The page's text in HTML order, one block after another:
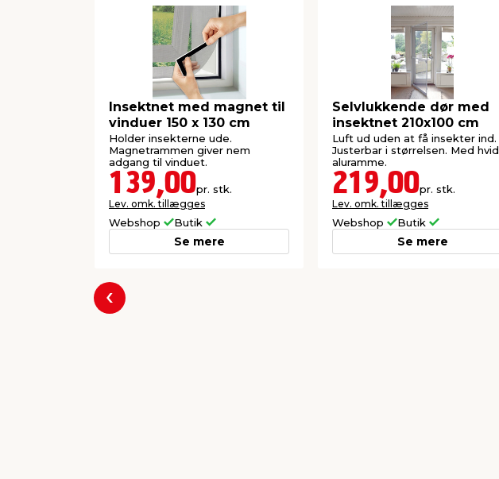
Insektnet med magnet til
vinduer 150 x 130 cm
Holder insekterne ude.
Magnetrammen giver nem
adgang til vinduet.
139,00pr. stk.
Lev. omk. tillægges
Webshop Butik
Se mere
Selvlukkende dør med
insektnet 210x100 cm
Luft ud uden at få insekter ind.
Justerbar i størrelsen. Med hvid
aluramme.
219,00pr. stk.
Lev. omk. tillægges
Webshop Butik
Se mere
Forrige